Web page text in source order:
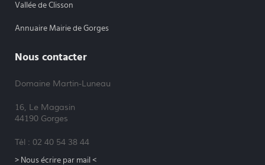
Vallée de Clisson
Annuaire Mairie de Gorges
Nous contacter
Domaine Martin-Luneau
16, Le Magasin
44190 Gorges
Tél : 02 40 54 38 44
> Nous écrire par mail <